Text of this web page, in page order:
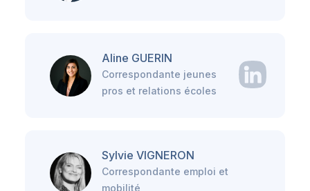
Aline GUERIN
Correspondante jeunes
pros et relations écoles
Sylvie VIGNERON
Correspondante emploi et
mobilité